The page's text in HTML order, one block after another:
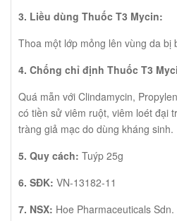
HIV tiêm 1 tháng 1 lần đã được FDA
Cần Thơ tốt nhất Mua thuốc ARV ở
ARV ở Đà Nẵng tốt nhất Muỗi đốt có
3. Liều dùng Thuốc T3 Mycin:
Thoa một lớp mỏng lên vùng da bị
4. Chống chỉ định Thuốc T3
Quá mẫn với Clindamycin,
có tiền sử viêm ruột, viêm loét đại
tràng giả mạc do dùng kháng sinh.
5. Quy cách: Tuýp 25g
6. SĐK: VN-13182-11
7. NSX: Hoe Pharmaceuticals